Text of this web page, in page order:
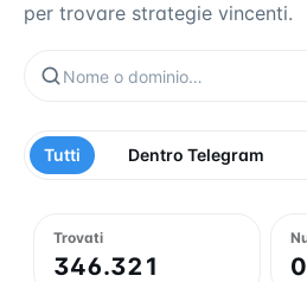
per trovare strategie vincenti.
Tutti Dentro Telegram
Trovati
346.321 0